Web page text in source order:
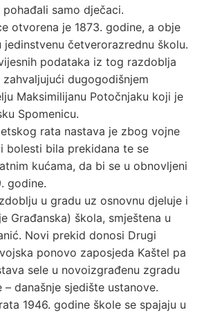
samo dječaci.
otvorena je 1873. godine, a obje
jedinstvenu četverorazrednu školu.
podataka iz tog razdoblja
dugogodišnjem
Maksimilijanu Potočnjaku koji je
Spomenicu.
rata nastava je zbog vojne
bolesti bila prekidana te se
kućama, da bi se u obnovljeni
godine.
u gradu uz osnovnu djeluje i
Građanska) škola, smještena u
Novi prekid donosi Drugi
ponovo zaposjeda Kaštel pa
sele u novoizgrađenu zgradu
– današnje sjedište ustanove.
1946. godine škole se spajaju u